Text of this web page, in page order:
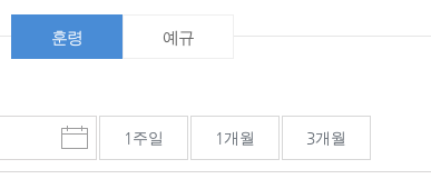
훈령 예규
마
감
1주일 1개월 3개월